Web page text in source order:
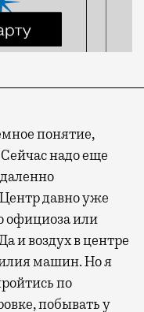
понятие,
надо еще
давно уже
официоза или
и воздух в центре
машин. Но я
по
побывать у